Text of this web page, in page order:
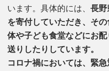
います。具体的には、 長野
を寄付していただき、そ
体や子ども食堂などにお
送りしたりしています。
コロナ禍においては、緊